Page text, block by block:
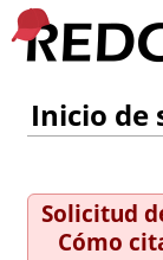
Inicio de
Solicitud
Cómo